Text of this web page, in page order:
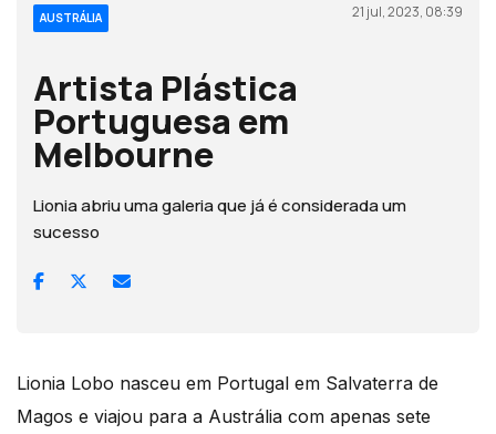
AUSTRÁLIA 21 jul, 2023, 08:39
Artista Plástica
Portuguesa em
Melbourne
Lionia abriu uma galeria que já é considerada um
sucesso
Lionia Lobo nasceu em Portugal em Salvaterra de
Magos e viajou para a Austrália com apenas sete